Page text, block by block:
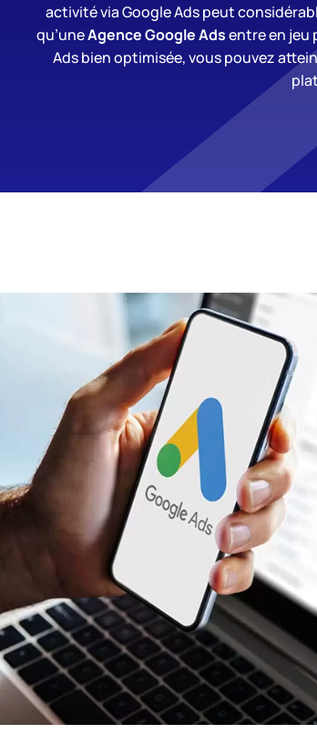
activité via Google Ads peut
qu’uneAgence Google Adsentre en jeu
Ads bien optimisée, vous pouvez